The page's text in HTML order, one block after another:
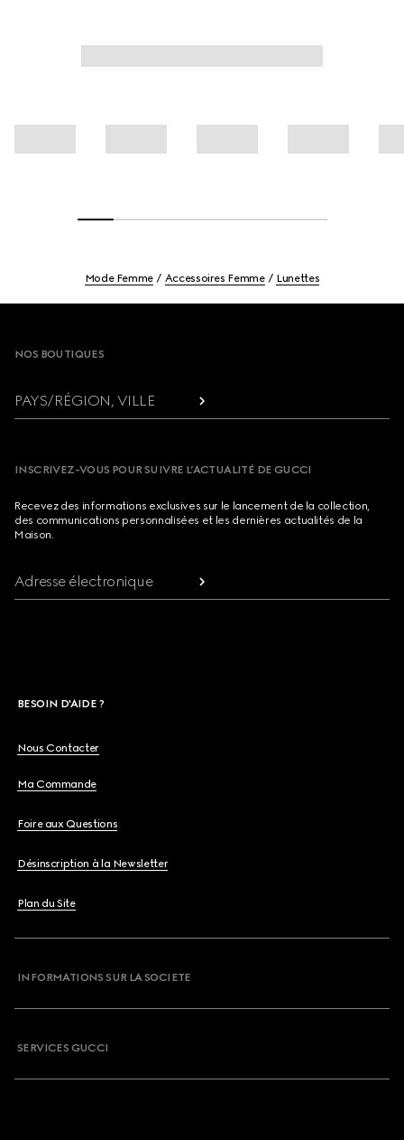
Mode Femme Accessoires Femme Lunettes
NOS BOUTIQUES
PAYS/RÉGION, VILLE
INSCRIVEZ-VOUS POUR SUIVRE L’ACTUALITÉ DE GUCCI
Recevez des informations exclusives sur le lancement de la collection,
des communications personnalisées et les dernières actualités de la
Maison.
Adresse électronique
BESOIN D'AIDE ?
Nous Contacter
Ma Commande
Foire aux Questions
Désinscription à la Newsletter
Plan du Site
INFORMATIONS SUR LA SOCIETE
SERVICES GUCCI